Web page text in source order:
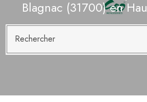
Blagnac (31700) en
Rechercher